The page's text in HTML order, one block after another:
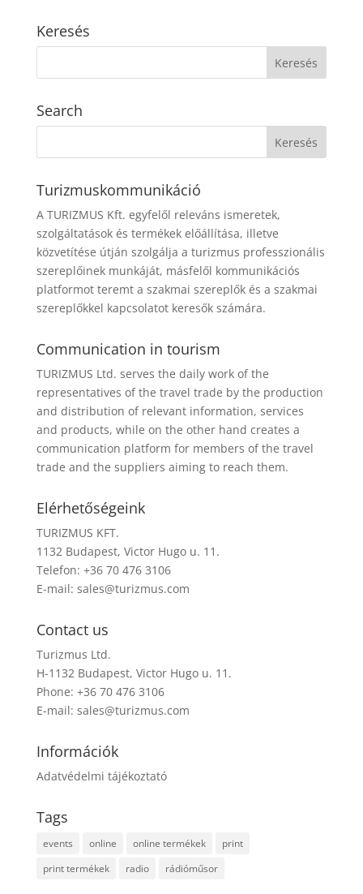
Keresés
Search
Turizmuskommunikáció
A TURIZMUS Kft. egyfelől releváns ismeretek,
szolgáltatások és termékek előállítása, illetve
közvetítése útján szolgálja a turizmus professzionális
szereplőinek munkáját, másfelől kommunikációs
platformot teremt a szakmai szereplők és a szakmai
szereplőkkel kapcsolatot keresők számára.
Communication in tourism
TURIZMUS Ltd. serves the daily work of the
representatives of the travel trade by the production
and distribution of relevant information, services
and products, while on the other hand creates a
communication platform for members of the travel
trade and the suppliers aiming to reach them.
Elérhetőségeink
TURIZMUS KFT.
1132 Budapest, Victor Hugo u. 11.
Telefon: +36 70 476 3106
E-mail: sales@turizmus.com
Contact us
Turizmus Ltd.
H-1132 Budapest, Victor Hugo u. 11.
Phone: +36 70 476 3106
E-mail: sales@turizmus.com
Információk
Adatvédelmi tájékoztató
Tags
events online online termékek
print
print termékek
radio rádióműsor